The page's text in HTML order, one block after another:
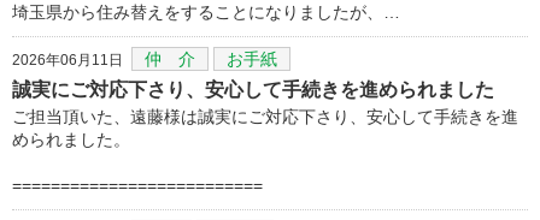
埼玉県から住み替えをすることになりましたが、…
2026年06月11日 仲 介 お手紙
誠実にご対応下さり、安心して手続きを進められました
ご担当頂いた、遠藤様は誠実にご対応下さり、安心して手続きを進
められました。
==========================